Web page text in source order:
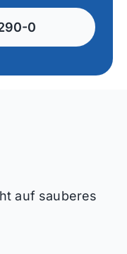
0
auf sauberes